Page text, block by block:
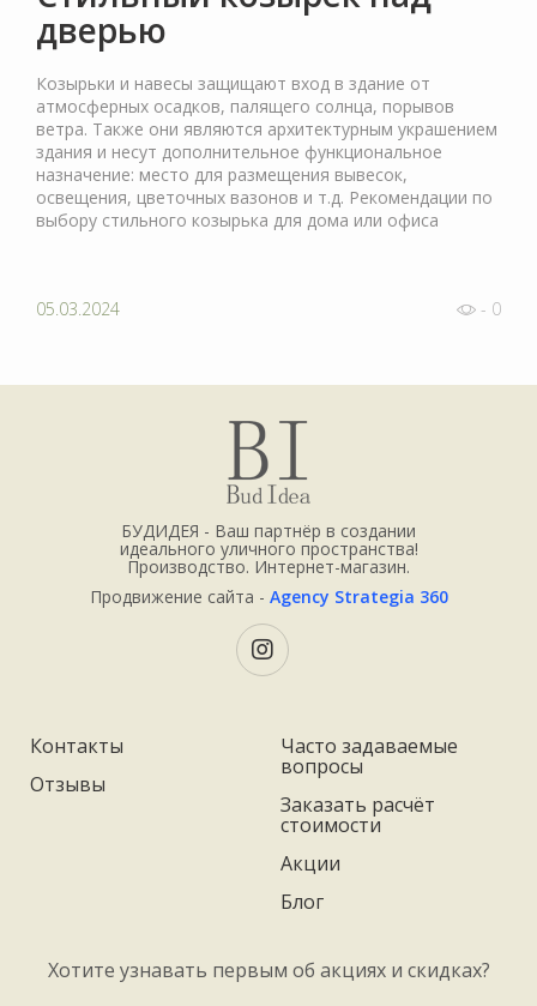
дверью
Козырьки и навесы защищают вход в здание от
атмосферных осадков, палящего солнца, порывов
ветра. Также они являются архитектурным украшением
здания и несут дополнительное функциональное
назначение: место для размещения вывесок,
освещения, цветочных вазонов и т.д. Рекомендации по
выбору стильного козырька для дома или офиса
05.03.2024 - 0
БУДИДЕЯ - Ваш партнёр в создании
идеального уличного пространства!
Производство. Интернет-магазин.
Продвижение сайта - Agency Strategia 360
Контакты
Отзывы
Часто задаваемые
вопросы
Заказать расчёт
стоимости
Акции
Блог
Хотите узнавать первым об акциях и скидках?